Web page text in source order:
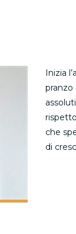
Inizia
che
di